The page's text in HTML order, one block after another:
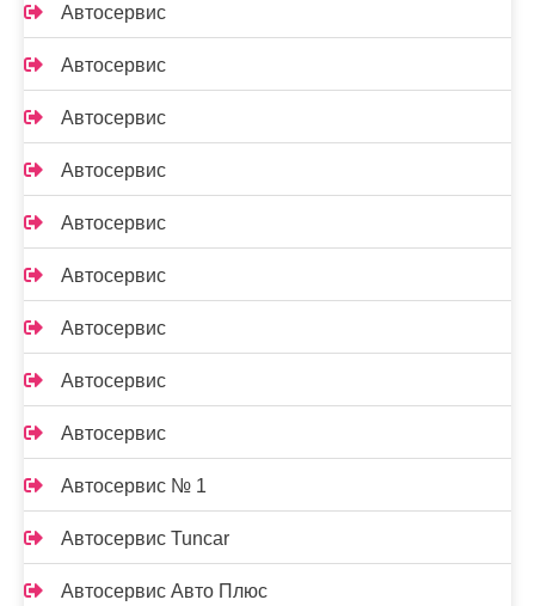
Автосервис
Автосервис
Автосервис
Автосервис
Автосервис
Автосервис
Автосервис
Автосервис
Автосервис
Автосервис № 1
Автосервис Tuncar
Автосервис Авто Плюс